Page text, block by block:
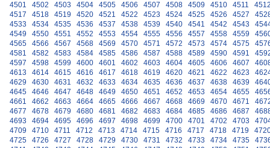
4501
4502 4503 4504 4505 4506 4507 4508 4509 4510 4511
4517
4518 4519 4520 4521 4522 4523 4524 4525 4526 4527
4533
4534 4535 4536 4537 4538 4539 4540 4541 4542 4543
4549
4550 4551 4552 4553 4554 4555 4556 4557 4558 4559
4565
4566 4567 4568 4569 4570 4571 4572 4573 4574 4575
4581
4582 4583 4584 4585 4586 4587 4588 4589 4590 4591
4597
4598 4599 4600 4601 4602 4603 4604 4605 4606 4607
4613
4614 4615 4616 4617 4618 4619 4620 4621 4622 4623
4629
4630 4631 4632 4633 4634 4635 4636 4637 4638 4639
4645
4646 4647 4648 4649 4650 4651 4652 4653 4654 4655
4661
4662 4663 4664 4665 4666 4667 4668 4669 4670 4671
4677
4678 4679 4680 4681 4682 4683 4684 4685 4686 4687
4693
4694 4695 4696 4697 4698 4699 4700 4701 4702 4703
4709
4710 4711 4712 4713 4714 4715 4716 4717 4718 4719
4725
4726 4727 4728 4729 4730 4731 4732 4733 4734 4735